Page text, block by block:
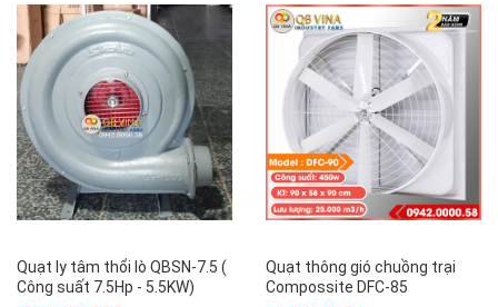
Quạt ly tâm thổi lò QBSN-7.5 (
Công suất 7.5Hp - 5.5KW)
Quạt thông gió chuồng trại
Compossite DFC-85